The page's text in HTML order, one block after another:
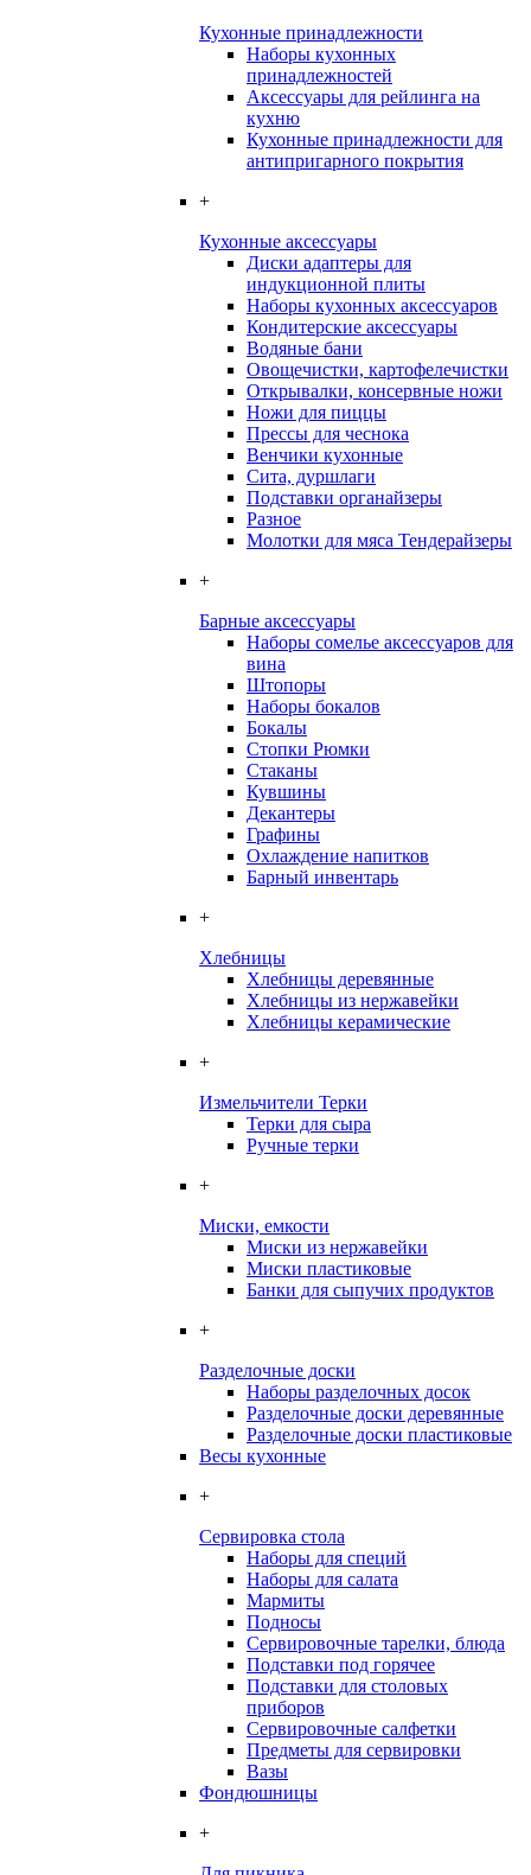
Кухонные принадлежности
Наборы кухонных
принадлежностей
Аксессуары для рейлинга на
кухню
Кухонные принадлежности для
антипригарного покрытия
+
Кухонные аксессуары
Диски адаптеры для
индукционной плиты
Наборы кухонных аксессуаров
Кондитерские аксессуары
Водяные бани
Овощечистки, картофелечистки
Открывалки, консервные ножи
Ножи для пиццы
Прессы для чеснока
Венчики кухонные
Сита, дуршлаги
Подставки органайзеры
Разное
Молотки для мяса Тендерайзеры
+
Барные аксессуары
Наборы сомелье аксессуаров для
вина
Штопоры
Наборы бокалов
Бокалы
Стопки Рюмки
Стаканы
Кувшины
Декантеры
Графины
Охлаждение напитков
Барный инвентарь
+
Хлебницы
Хлебницы деревянные
Хлебницы из нержавейки
Хлебницы керамические
+
Измельчители Терки
Терки для сыра
Ручные терки
+
Миски, емкости
Миски из нержавейки
Миски пластиковые
Банки для сыпучих продуктов
+
Разделочные доски
Наборы разделочных досок
Разделочные доски деревянные
Разделочные доски пластиковые
Весы кухонные
+
Сервировка стола
Наборы для специй
Наборы для салата
Мармиты
Подносы
Сервировочные тарелки, блюда
Подставки под горячее
Подставки для столовых
приборов
Сервировочные салфетки
Предметы для сервировки
Вазы
Фондюшницы
+